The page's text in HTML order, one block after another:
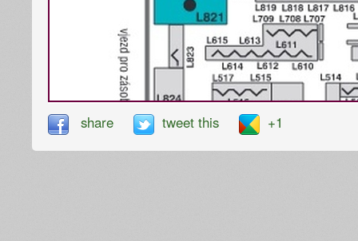
share tweet this +1